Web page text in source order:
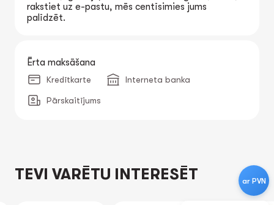
rakstiet uz e-pastu, mēs centīsimies jums
palīdzēt.
Ērta maksāšana
Kredītkarte Interneta banka
Pārskaitījums
TEVI VARĒTU INTERESĒT ar PVN